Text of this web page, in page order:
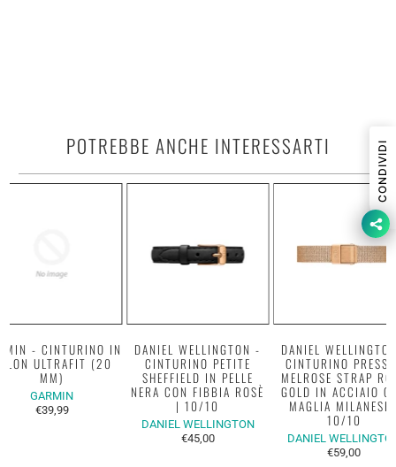
POTREBBE ANCHE INTERESSARTI
- CINTURINO IN
ULTRAFIT (20
MM)
GARMIN
€39,99
DANIEL WELLINGTON -
CINTURINO PETITE
SHEFFIELD IN PELLE
NERA CON FIBBIA ROSÈ
| 10/10
DANIEL WELLINGTON
€45,00
DANIEL
CINTURINO
MELROSE STRAP
GOLD IN ACCIAIO
MAGLIA MILANESE
10/10
DANIEL
€59,00
CONDIVIDI